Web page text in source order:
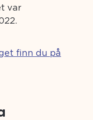
var
finn du på